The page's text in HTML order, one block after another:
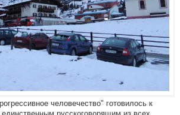
человечество" готовилось к